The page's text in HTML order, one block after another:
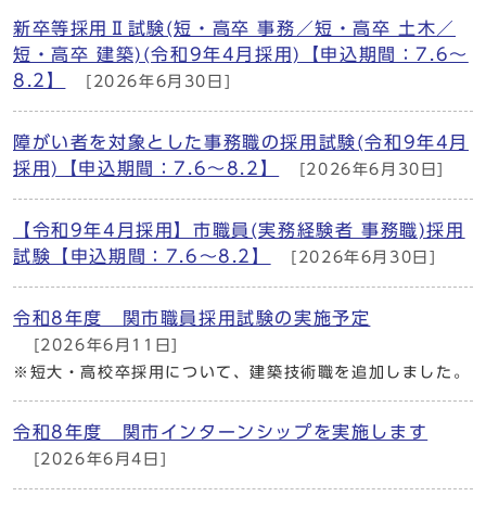
新卒等採用Ⅱ試験(短・高卒 事務／短・高卒 土木／
短・高卒 建築)(令和9年4月採用)【申込期間：7.6～
8.2】
[2026年6月30日]
障がい者を対象とした事務職の採用試験(令和9年4月
採用)【申込期間：7.6～8.2】
[2026年6月30日]
【令和9年4月採用】市職員(実務経験者 事務職)採用
試験【申込期間：7.6～8.2】
[2026年6月30日]
令和8年度 関市職員採用試験の実施予定
[2026年6月11日]
※短大・高校卒採用について、建築技術職を追加しました。
令和8年度 関市インターンシップを実施します
[2026年6月4日]